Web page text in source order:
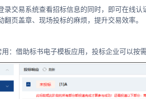
录交易系统查看招标信息的同时，即可在线
翻页盖章、现场投标的麻烦，提升交易效率。
用：借助标书电子模板应用，投标企业可以按